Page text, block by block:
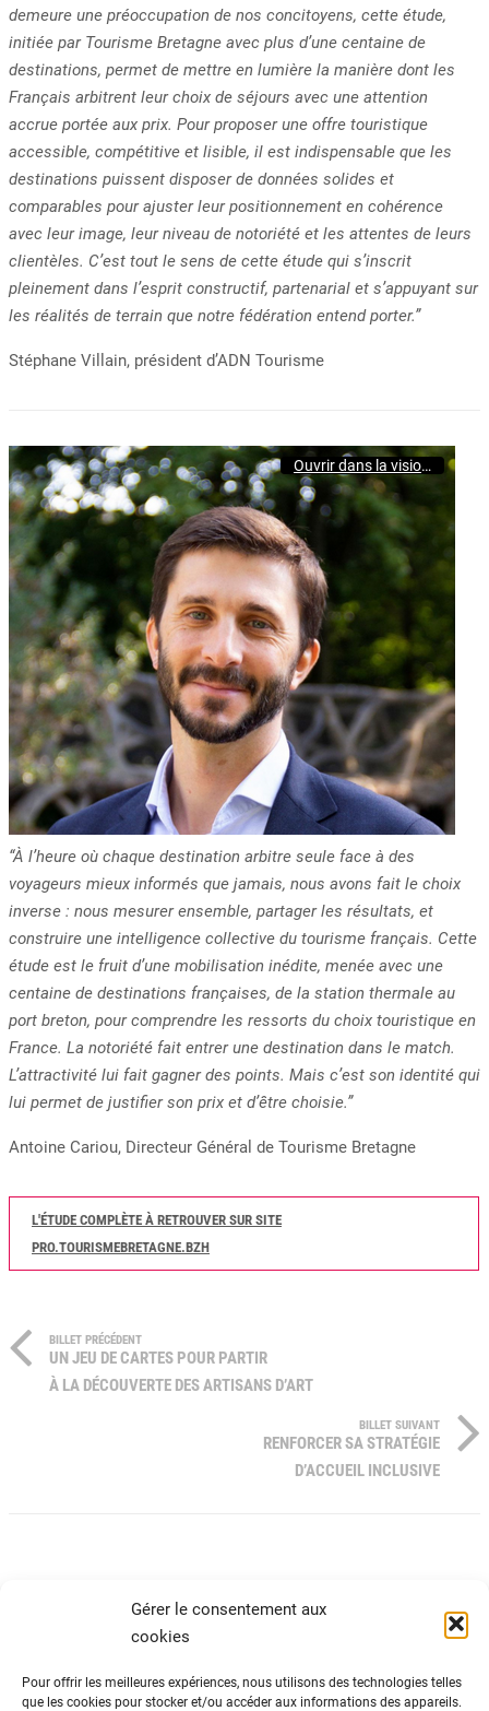
Gérer le consentement aux
cookies
Pour offrir les meilleures expériences, nous utilisons des technologies telles
que les cookies pour stocker et/ou accéder aux informations des appareils.
demeure une préoccupation de nos concitoyens, cette étude,
initiée par Tourisme Bretagne avec plus d’une centaine de
destinations, permet de mettre en lumière la manière dont les
Français arbitrent leur choix de séjours avec une attention
accrue portée aux prix. Pour proposer une offre touristique
accessible, compétitive et lisible, il est indispensable que les
destinations puissent disposer de données solides et
comparables pour ajuster leur positionnement en cohérence
avec leur image, leur niveau de notoriété et les attentes de leurs
clientèles. C’est tout le sens de cette étude qui s’inscrit
pleinement dans l’esprit constructif, partenarial et s’appuyant sur
les réalités de terrain que notre fédération entend porter.”
Stéphane Villain, président d’ADN Tourisme
Ouvrir dans la visionneuse
“À l’heure où chaque destination arbitre seule face à des
voyageurs mieux informés que jamais, nous avons fait le choix
inverse : nous mesurer ensemble, partager les résultats, et
construire une intelligence collective du tourisme français. Cette
étude est le fruit d’une mobilisation inédite, menée avec une
centaine de destinations françaises, de la station thermale au
port breton, pour comprendre les ressorts du choix touristique en
France. La notoriété fait entrer une destination dans le match.
L’attractivité lui fait gagner des points. Mais c’est son identité qui
lui permet de justifier son prix et d’être choisie.”
Antoine Cariou, Directeur Général de Tourisme Bretagne
L'ÉTUDE COMPLÈTE À RETROUVER SUR SITE
PRO.TOURISMEBRETAGNE.BZH
BILLET PRÉCÉDENT
UN JEU DE CARTES POUR PARTIR
À LA DÉCOUVERTE DES ARTISANS D’ART
BILLET SUIVANT
RENFORCER SA STRATÉGIE
D’ACCUEIL INCLUSIVE